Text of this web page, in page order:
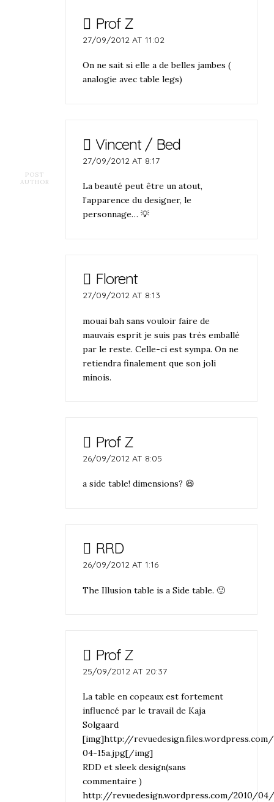
Prof Z
27/09/2012 AT 11:02
On ne sait si elle a de belles jambes (
analogie avec table legs)
POST
AUTHOR
Vincent / Bed
27/09/2012 AT 8:17
La beauté peut être un atout,
l’apparence du designer, le
personnage… 💡
Florent
27/09/2012 AT 8:13
mouai bah sans vouloir faire de
mauvais esprit je suis pas très emballé
par le reste. Celle-ci est sympa. On ne
retiendra finalement que son joli
minois.
Prof Z
26/09/2012 AT 8:05
a side table! dimensions? 😆
RRD
26/09/2012 AT 1:16
The Illusion table is a Side table. 🙂
Prof Z
25/09/2012 AT 20:37
La table en copeaux est fortement
influencé par le travail de Kaja
Solgaard
[img]http://
04-15a.jpg[/img]
RDD et sleek design(sans
commentaire )
http://revuedesign.wordpress.com/2010/